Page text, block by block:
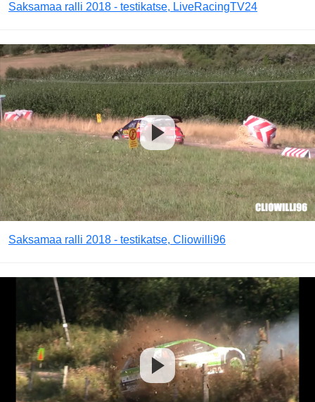
Saksamaa ralli 2018 - testikatse, LiveRacingTV24
Saksamaa ralli 2018 - testikatse, Cliowilli96